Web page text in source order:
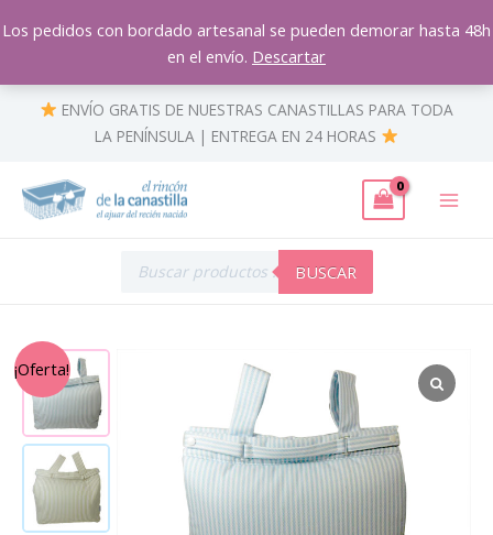
Los pedidos con bordado artesanal se pueden demorar hasta 48h
en el envío. Descartar
al
ENVÍO GRATIS DE NUESTRAS CANASTILLAS PARA TODA
LA PENÍNSULA | ENTREGA EN 24 HORAS
productos
BUSCAR
¡Oferta!
30,00 €.
precio
actual
es:
21,00 €.
Bolso
para
cochecito
del
bebé
cantidad